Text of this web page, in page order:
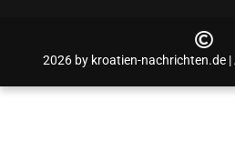
2026 by kroatien-nachrichten.de |